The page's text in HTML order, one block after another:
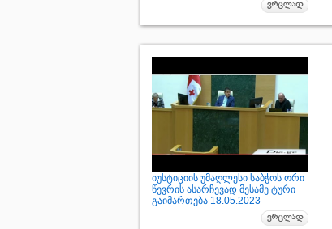
იუსტიციის უმაღლესი საბჭოს ორი
წევრის ასარჩევად მესამე ტური
გაიმართება 18.05.2023